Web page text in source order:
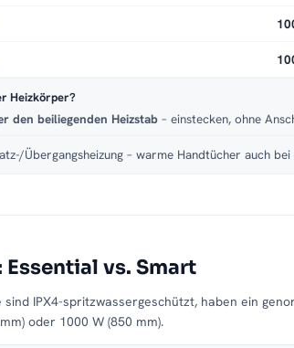
Heizkörper?
den beiliegenden Heizstab – einstecken, ohne
Übergangsheizung – warme Handtücher auch
Essential vs. Smart
sind IPX4-spritzwassergeschützt, haben ein
oder 1000 W (850 mm).